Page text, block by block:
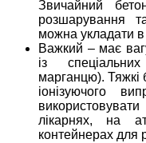
Звичайний
розшарування
можна укладати
Важкий – має
із
марганцю). Тяжкі
іонізуючого
лікарнях, на
контейнерах для